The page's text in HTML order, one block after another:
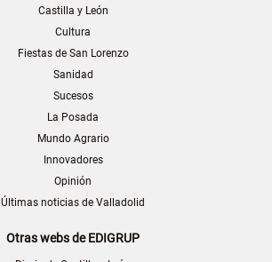
Castilla y León
Cultura
Fiestas de San Lorenzo
Sanidad
Sucesos
La Posada
Mundo Agrario
Innovadores
Opinión
Últimas noticias de Valladolid
Otras webs de EDIGRUP